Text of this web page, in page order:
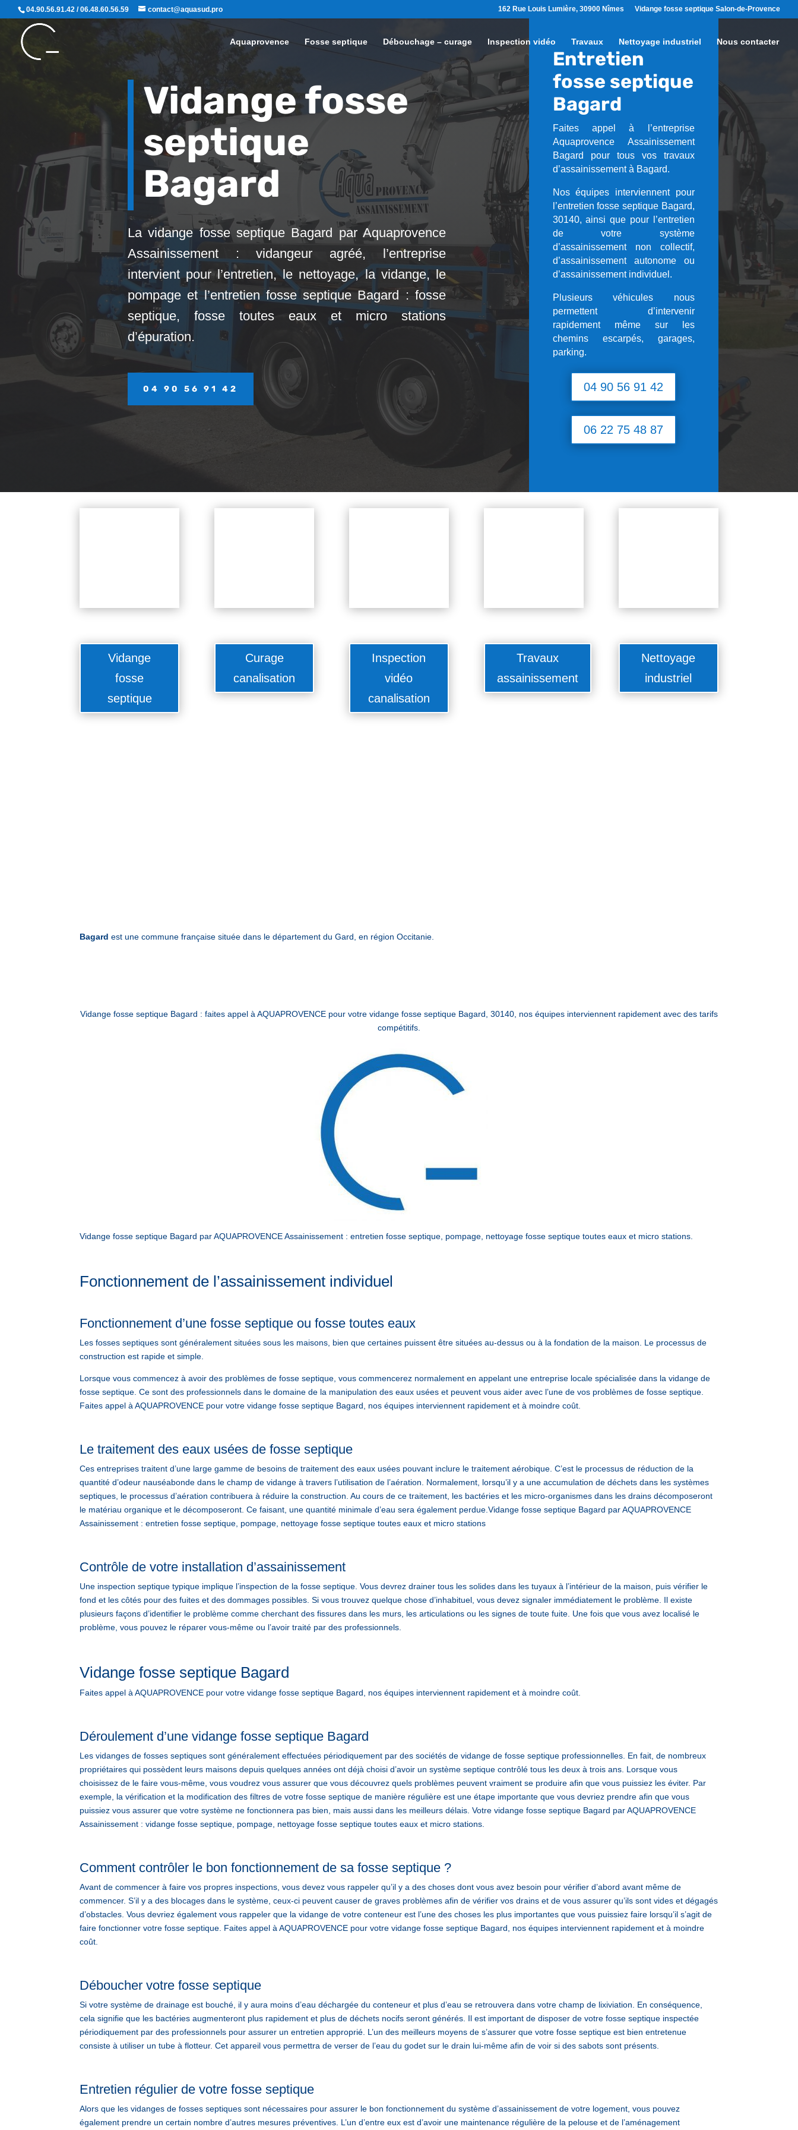
04.90.56.91.42 / 06.48.60.56.59 contact@aquasud.pro 162 Rue Louis Lumière, 30900 Nîmes Vidange fosse septique Salon-de-Provence
Aquaprovence Fosse septique Débouchage – curage Inspection vidéo Travaux Nettoyage industriel Nous contacter
Vidange fosse
septique
Bagard
La vidange fosse septique Bagard par Aquaprovence
Assainissement : vidangeur agréé, l’entreprise
intervient pour l’entretien, le nettoyage, la vidange, le
pompage et l’entretien fosse septique Bagard : fosse
septique, fosse toutes eaux et micro stations
d’épuration.
04 90 56 91 42
Entretien
fosse septique
Bagard
Faites appel à l’entreprise
Aquaprovence Assainissement
Bagard pour tous vos travaux
d’assainissement à Bagard.
Nos équipes interviennent pour
l’entretien fosse septique Bagard,
30140, ainsi que pour l’entretien
de votre système
d’assainissement non collectif,
d’assainissement autonome ou
d’assainissement individuel.
Plusieurs véhicules nous
permettent d’intervenir
rapidement même sur les
chemins escarpés, garages,
parking.
04 90 56 91 42
06 22 75 48 87
Vidange
fosse
septique
Curage
canalisation
Inspection
vidéo
canalisation
Travaux
assainissement
Nettoyage
industriel
Bagard est une commune française située dans le département du Gard, en région Occitanie.
Vidange fosse septique Bagard : faites appel à AQUAPROVENCE pour votre vidange fosse septique Bagard, 30140, nos équipes interviennent rapidement avec des tarifs
compétitifs.
Vidange fosse septique Bagard par AQUAPROVENCE Assainissement : entretien fosse septique, pompage, nettoyage fosse septique toutes eaux et micro stations.
Fonctionnement de l’assainissement individuel
Fonctionnement d’une fosse septique ou fosse toutes eaux
Les fosses septiques sont généralement situées sous les maisons, bien que certaines puissent être situées au-dessus ou à la fondation de la maison. Le processus de
construction est rapide et simple.
Lorsque vous commencez à avoir des problèmes de fosse septique, vous commencerez normalement en appelant une entreprise locale spécialisée dans la vidange de
fosse septique. Ce sont des professionnels dans le domaine de la manipulation des eaux usées et peuvent vous aider avec l’une de vos problèmes de fosse septique.
Faites appel à AQUAPROVENCE pour votre vidange fosse septique Bagard, nos équipes interviennent rapidement et à moindre coût.
Le traitement des eaux usées de fosse septique
Ces entreprises traitent d’une large gamme de besoins de traitement des eaux usées pouvant inclure le traitement aérobique. C’est le processus de réduction de la
quantité d’odeur nauséabonde dans le champ de vidange à travers l’utilisation de l’aération. Normalement, lorsqu’il y a une accumulation de déchets dans les systèmes
septiques, le processus d’aération contribuera à réduire la construction. Au cours de ce traitement, les bactéries et les micro-organismes dans les drains décomposeront
le matériau organique et le décomposeront. Ce faisant, une quantité minimale d’eau sera également perdue.Vidange fosse septique Bagard par AQUAPROVENCE
Assainissement : entretien fosse septique, pompage, nettoyage fosse septique toutes eaux et micro stations
Contrôle de votre installation d’assainissement
Une inspection septique typique implique l’inspection de la fosse septique. Vous devrez drainer tous les solides dans les tuyaux à l’intérieur de la maison, puis vérifier le
fond et les côtés pour des fuites et des dommages possibles. Si vous trouvez quelque chose d’inhabituel, vous devez signaler immédiatement le problème. Il existe
plusieurs façons d’identifier le problème comme cherchant des fissures dans les murs, les articulations ou les signes de toute fuite. Une fois que vous avez localisé le
problème, vous pouvez le réparer vous-même ou l’avoir traité par des professionnels.
Vidange fosse septique Bagard
Faites appel à AQUAPROVENCE pour votre vidange fosse septique Bagard, nos équipes interviennent rapidement et à moindre coût.
Déroulement d’une vidange fosse septique Bagard
Les vidanges de fosses septiques sont généralement effectuées périodiquement par des sociétés de vidange de fosse septique professionnelles. En fait, de nombreux
propriétaires qui possèdent leurs maisons depuis quelques années ont déjà choisi d’avoir un système septique contrôlé tous les deux à trois ans. Lorsque vous
choisissez de le faire vous-même, vous voudrez vous assurer que vous découvrez quels problèmes peuvent vraiment se produire afin que vous puissiez les éviter. Par
exemple, la vérification et la modification des filtres de votre fosse septique de manière régulière est une étape importante que vous devriez prendre afin que vous
puissiez vous assurer que votre système ne fonctionnera pas bien, mais aussi dans les meilleurs délais. Votre vidange fosse septique Bagard par AQUAPROVENCE
Assainissement : vidange fosse septique, pompage, nettoyage fosse septique toutes eaux et micro stations.
Comment contrôler le bon fonctionnement de sa fosse septique ?
Avant de commencer à faire vos propres inspections, vous devez vous rappeler qu’il y a des choses dont vous avez besoin pour vérifier d’abord avant même de
commencer. S’il y a des blocages dans le système, ceux-ci peuvent causer de graves problèmes afin de vérifier vos drains et de vous assurer qu’ils sont vides et dégagés
d’obstacles. Vous devriez également vous rappeler que la vidange de votre conteneur est l’une des choses les plus importantes que vous puissiez faire lorsqu’il s’agit de
faire fonctionner votre fosse septique. Faites appel à AQUAPROVENCE pour votre vidange fosse septique Bagard, nos équipes interviennent rapidement et à moindre
coût.
Déboucher votre fosse septique
Si votre système de drainage est bouché, il y aura moins d’eau déchargée du conteneur et plus d’eau se retrouvera dans votre champ de lixiviation. En conséquence,
cela signifie que les bactéries augmenteront plus rapidement et plus de déchets nocifs seront générés. Il est important de disposer de votre fosse septique inspectée
périodiquement par des professionnels pour assurer un entretien approprié. L’un des meilleurs moyens de s’assurer que votre fosse septique est bien entretenue
consiste à utiliser un tube à flotteur. Cet appareil vous permettra de verser de l’eau du godet sur le drain lui-même afin de voir si des sabots sont présents.
Entretien régulier de votre fosse septique
Alors que les vidanges de fosses septiques sont nécessaires pour assurer le bon fonctionnement du système d’assainissement de votre logement, vous pouvez
également prendre un certain nombre d’autres mesures préventives. L’un d’entre eux est d’avoir une maintenance régulière de la pelouse et de l’aménagement